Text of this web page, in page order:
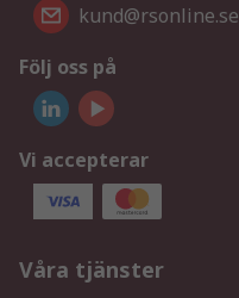
kund@rsonline.se
Följ oss på
Vi accepterar
Våra tjänster